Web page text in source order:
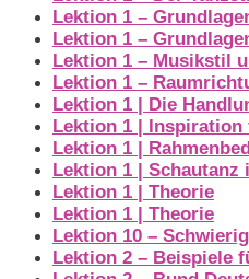
Lektion 1 –
Lektion 1 –
Lektion 1 – Musikstil
Lektion 1 –
Lektion 1 | Die
Lektion 1 | Inspiration
Lektion 1 |
Lektion 1 | Schautanz
Lektion 1 | Theorie
Lektion 1 | Theorie
Lektion 10 –
Lektion 2 – Beispiele